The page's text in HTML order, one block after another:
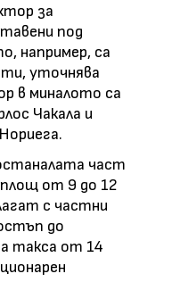
за
под
например, са
уточнява
в миналото са
Чакала и
част
от 9 до 12
с частни
до
такса от 14